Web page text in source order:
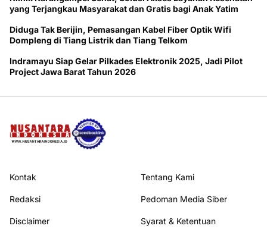
yang Terjangkau Masyarakat dan Gratis bagi Anak Yatim
Diduga Tak Berijin, Pemasangan Kabel Fiber Optik Wifi
Dompleng di Tiang Listrik dan Tiang Telkom
Indramayu Siap Gelar Pilkades Elektronik 2025, Jadi Pilot
Project Jawa Barat Tahun 2026
Kontak Tentang Kami
Redaksi Pedoman Media Siber
Disclaimer Syarat & Ketentuan